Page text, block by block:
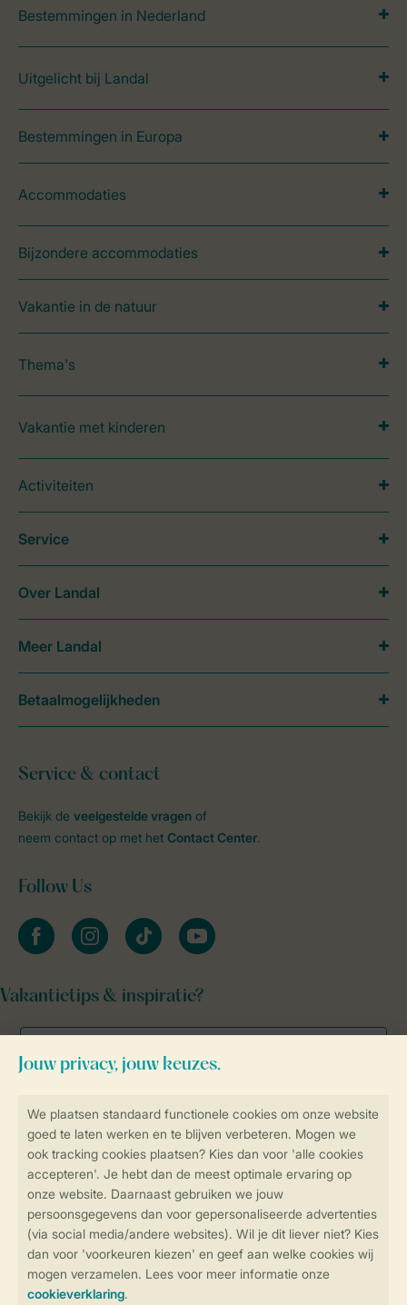
Controle over jouw gegevens &
Veilig en snel online boeken
Veilige gegevensoverdracht
Veilige betaling
Bestemmingen in Nederland
Uitgelicht bij Landal
Bestemmingen in Europa
Accommodaties
Bijzondere accommodaties
Vakantie in de natuur
Thema's
Vakantie met kinderen
Activiteiten
Service & contact
Bekijk de veelgestelde vragen of
neem contact op met het Contact Center.
Follow Us
facebookinstagramtiktok youtube
Vakantietips & inspiratie?
Service
Over Landal
Meer Landal
Betaalmogelijkheden